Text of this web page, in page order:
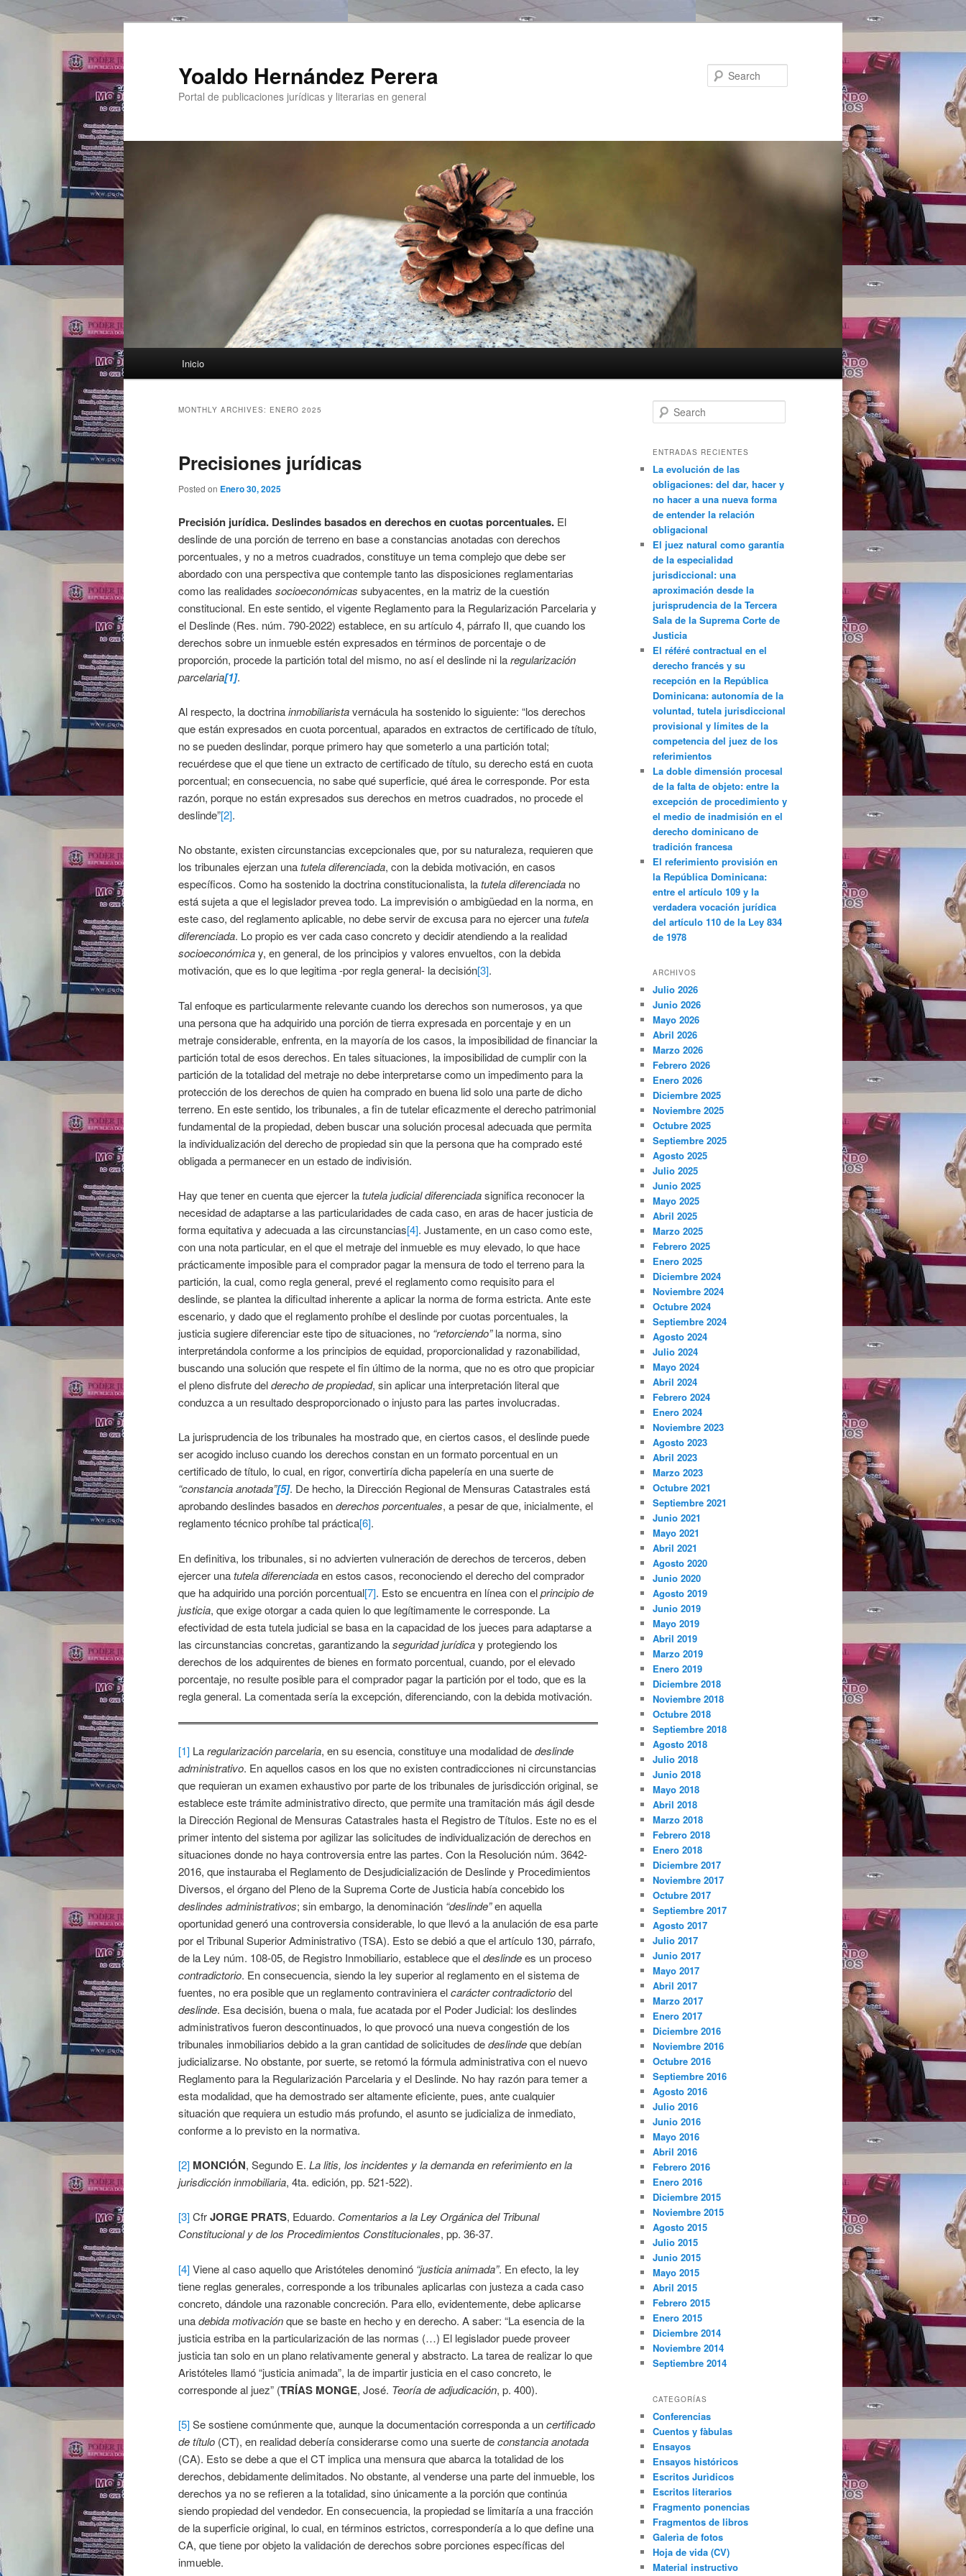
Yoaldo Hernández Perera
Portal de publicaciones jurídicas y literarias en general
Skip to primary content
Skip to secondary content
Inicio
MONTHLY ARCHIVES: ENERO 2025
Precisiones jurídicas
Posted on Enero 30, 2025
Precisión jurídica. Deslindes basados en derechos en cuotas porcentuales. El
deslinde de una porción de terreno en base a constancias anotadas con derechos
porcentuales, y no a metros cuadrados, constituye un tema complejo que debe ser
abordado con una perspectiva que contemple tanto las disposiciones reglamentarias
como las realidades socioeconómicas subyacentes, en la matriz de la cuestión
constitucional. En este sentido, el vigente Reglamento para la Regularización Parcelaria y
el Deslinde (Res. núm. 790-2022) establece, en su artículo 4, párrafo II, que cuando los
derechos sobre un inmueble estén expresados en términos de porcentaje o de
proporción, procede la partición total del mismo, no así el deslinde ni laregularización
parcelaria[1].
Al respecto, la doctrinainmobiliaristavernácula ha sostenido lo siguiente: “los derechos
que están expresados en cuota porcentual, aparados en extractos de certificado de título,
no se pueden deslindar, porque primero hay que someterlo a una partición total;
recuérdese que el que tiene un extracto de certificado de título, su derecho está en cuota
porcentual; en consecuencia, no sabe qué superficie, qué área le corresponde. Por esta
razón, porque no están expresados sus derechos en metros cuadrados, no procede el
deslinde”[2].
No obstante, existen circunstancias excepcionales que, por su naturaleza, requieren que
los tribunales ejerzan unatutela diferenciada, con la debida motivación, en casos
específicos. Como ha sostenido la doctrina constitucionalista, latutela diferenciada no
está sujeta a que el legislador prevea todo. La imprevisión o ambigüedad en la norma, en
este caso, del reglamento aplicable, no debe servir de excusa para no ejercer unatutela
diferenciada. Lo propio es ver cada caso concreto y decidir atendiendo a la realidad
socioeconómicay, en general, de los principios y valores envueltos, con la debida
motivación, que es lo que legitima -por regla general- la decisión[3].
Tal enfoque es particularmente relevante cuando los derechos son numerosos, ya que
una persona que ha adquirido una porción de tierra expresada en porcentaje y en un
metraje considerable, enfrenta, en la mayoría de los casos, la imposibilidad de financiar la
partición total de esos derechos. En tales situaciones, la imposibilidad de cumplir con la
partición de la totalidad del metraje no debe interpretarse como un impedimento para la
protección de los derechos de quien ha comprado en buena lid solo una parte de dicho
terreno. En este sentido, los tribunales, a fin de tutelar eficazmente el derecho patrimonial
fundamental de la propiedad, deben buscar una solución procesal adecuada que permita
la individualización del derecho de propiedad sin que la persona que ha comprado esté
obligada a permanecer en un estado de indivisión.
Hay que tener en cuenta que ejercer latutela judicial diferenciadasignifica reconocer la
necesidad de adaptarse a las particularidades de cada caso, en aras de hacer justicia de
forma equitativa y adecuada a las circunstancias[4]. Justamente, en un caso como este,
con una nota particular, en el que el metraje del inmueble es muy elevado, lo que hace
prácticamente imposible para el comprador pagar la mensura de todo el terreno para la
partición, la cual, como regla general, prevé el reglamento como requisito para el
deslinde, se plantea la dificultad inherente a aplicar la norma de forma estricta. Ante este
escenario, y dado que el reglamento prohíbe el deslinde por cuotas porcentuales, la
justicia sugiere diferenciar este tipo de situaciones, no “retorciendo”la norma, sino
interpretándola conforme a los principios de equidad, proporcionalidad y razonabilidad,
buscando una solución que respete el fin último de la norma, que no es otro que propiciar
el pleno disfrute delderecho de propiedad, sin aplicar una interpretación literal que
conduzca a un resultado desproporcionado o injusto para las partes involucradas.
La jurisprudencia de los tribunales ha mostrado que, en ciertos casos, el deslinde puede
ser acogido incluso cuando los derechos constan en un formato porcentual en un
certificado de título, lo cual, en rigor, convertiría dicha papelería en una suerte de
“constancia anotada”[5]. De hecho, la Dirección Regional de Mensuras Catastrales está
aprobando deslindes basados enderechos porcentuales, a pesar de que, inicialmente, el
reglamento técnico prohíbe tal práctica[6].
En definitiva, los tribunales, si no advierten vulneración de derechos de terceros, deben
ejercer unatutela diferenciadaen estos casos, reconociendo el derecho del comprador
que ha adquirido una porción porcentual[7]. Esto se encuentra en línea con elprincipio de
justicia, que exige otorgar a cada quien lo que legítimamente le corresponde. La
efectividad de esta tutela judicial se basa en la capacidad de los jueces para adaptarse a
las circunstancias concretas, garantizando laseguridad jurídicay protegiendo los
derechos de los adquirentes de bienes en formato porcentual, cuando, por el elevado
porcentaje, no resulte posible para el comprador pagar la partición por el todo, que es la
regla general. La comentada sería la excepción, diferenciando, con la debida motivación.
[1] Laregularización parcelaria, en su esencia, constituye una modalidad dedeslinde
administrativo. En aquellos casos en los que no existen contradicciones ni circunstancias
que requieran un examen exhaustivo por parte de los tribunales de jurisdicción original, se
establece este trámite administrativo directo, que permite una tramitación más ágil desde
la Dirección Regional de Mensuras Catastrales hasta el Registro de Títulos. Este no es el
primer intento del sistema por agilizar las solicitudes de individualización de derechos en
situaciones donde no haya controversia entre las partes. Con la Resolución núm. 3642-
2016, que instauraba el Reglamento de Desjudicialización de Deslinde y Procedimientos
Diversos, el órgano del Pleno de la Suprema Corte de Justicia había concebido los
deslindes administrativos; sin embargo, la denominación “deslinde”en aquella
oportunidad generó una controversia considerable, lo que llevó a la anulación de esa parte
por el Tribunal Superior Administrativo (TSA). Esto se debió a que el artículo 130, párrafo,
de la Ley núm. 108-05, de Registro Inmobiliario, establece que eldeslindees un proceso
contradictorio. En consecuencia, siendo la ley superior al reglamento en el sistema de
fuentes, no era posible que un reglamento contraviniera elcarácter contradictoriodel
deslinde. Esa decisión, buena o mala, fue acatada por el Poder Judicial: los deslindes
administrativos fueron descontinuados, lo que provocó una nueva congestión de los
tribunales inmobiliarios debido a la gran cantidad de solicitudes dedeslindeque debían
judicializarse. No obstante, por suerte, se retomó la fórmula administrativa con el nuevo
Reglamento para la Regularización Parcelaria y el Deslinde. No hay razón para temer a
esta modalidad, que ha demostrado ser altamente eficiente, pues, ante cualquier
situación que requiera un estudio más profundo, el asunto se judicializa de inmediato,
conforme a lo previsto en la normativa.
[2] MONCIÓN, Segundo E. La litis, los incidentes y la demanda en referimiento en la
jurisdicción inmobiliaria, 4ta. edición, pp. 521-522).
[3]CfrJORGE PRATS, Eduardo. Comentarios a la Ley Orgánica del Tribunal
Constitucional y de los Procedimientos Constitucionales, pp. 36-37.
[4]Viene al caso aquello que Aristóteles denominó “justicia animada”. En efecto, la ley
tiene reglas generales, corresponde a los tribunales aplicarlas con justeza a cada caso
concreto, dándole una razonable concreción. Para ello, evidentemente, debe aplicarse
unadebida motivaciónque se baste en hecho y en derecho. A saber: “La esencia de la
justicia estriba en la particularización de las normas (…) El legislador puede proveer
justicia tan solo en un plano relativamente general y abstracto. La tarea de realizar lo que
Aristóteles llamó “justicia animada”, la de impartir justicia en el caso concreto, le
corresponde al juez” (TRÍAS MONGE, José. Teoría de adjudicación, p. 400).
[5]Se sostiene comúnmente que, aunque la documentación corresponda a uncertificado
de título (CT), en realidad debería considerarse como una suerte deconstancia anotada
(CA). Esto se debe a que el CT implica una mensura que abarca la totalidad de los
derechos, debidamente delimitados. No obstante, al venderse una parte del inmueble, los
derechos ya no se refieren a la totalidad, sino únicamente a la porción que continúa
siendo propiedad del vendedor. En consecuencia, la propiedad se limitaría a una fracción
de la superficie original, lo cual, en términos estrictos, correspondería a lo que define una
CA, que tiene por objeto la validación de derechos sobre porciones específicas del
inmueble.
Search
ENTRADAS RECIENTES
La evolución de las
obligaciones: del dar, hacer y
no hacer a una nueva forma
de entender la relación
obligacional
El juez natural como garantía
de la especialidad
jurisdiccional: una
aproximación desde la
jurisprudencia de la Tercera
Sala de la Suprema Corte de
Justicia
El référé contractual en el
derecho francés y su
recepción en la República
Dominicana: autonomía de la
voluntad, tutela jurisdiccional
provisional y límites de la
competencia del juez de los
referimientos
La doble dimensión procesal
de la falta de objeto: entre la
excepción de procedimiento y
el medio de inadmisión en el
derecho dominicano de
tradición francesa
El referimiento provisión en
la República Dominicana:
entre el artículo 109 y la
verdadera vocación jurídica
del artículo 110 de la Ley 834
de 1978
ARCHIVOS
Julio 2026
Junio 2026
Mayo 2026
Abril 2026
Marzo 2026
Febrero 2026
Enero 2026
Diciembre 2025
Noviembre 2025
Octubre 2025
Septiembre 2025
Agosto 2025
Julio 2025
Junio 2025
Mayo 2025
Abril 2025
Marzo 2025
Febrero 2025
Enero 2025
Diciembre 2024
Noviembre 2024
Octubre 2024
Septiembre 2024
Agosto 2024
Julio 2024
Mayo 2024
Abril 2024
Febrero 2024
Enero 2024
Noviembre 2023
Agosto 2023
Abril 2023
Marzo 2023
Octubre 2021
Septiembre 2021
Junio 2021
Mayo 2021
Abril 2021
Agosto 2020
Junio 2020
Agosto 2019
Junio 2019
Mayo 2019
Abril 2019
Marzo 2019
Enero 2019
Diciembre 2018
Noviembre 2018
Octubre 2018
Septiembre 2018
Agosto 2018
Julio 2018
Junio 2018
Mayo 2018
Abril 2018
Marzo 2018
Febrero 2018
Enero 2018
Diciembre 2017
Noviembre 2017
Octubre 2017
Septiembre 2017
Agosto 2017
Julio 2017
Junio 2017
Mayo 2017
Abril 2017
Marzo 2017
Enero 2017
Diciembre 2016
Noviembre 2016
Octubre 2016
Septiembre 2016
Agosto 2016
Julio 2016
Junio 2016
Mayo 2016
Abril 2016
Febrero 2016
Enero 2016
Diciembre 2015
Noviembre 2015
Agosto 2015
Julio 2015
Junio 2015
Mayo 2015
Abril 2015
Febrero 2015
Enero 2015
Diciembre 2014
Noviembre 2014
Septiembre 2014
CATEGORÍAS
Conferencias
Cuentos y fàbulas
Ensayos
Ensayos históricos
Escritos Jurìdicos
Escritos literarios
Fragmento ponencias
Fragmentos de libros
Galerìa de fotos
Hoja de vida (CV)
Material instructivo